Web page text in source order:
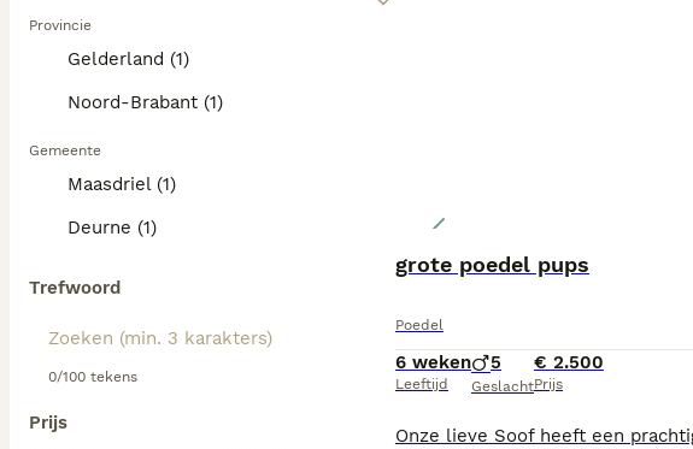
Provincie
Gelderland (1)
Noord-Brabant (1)
Gemeente
Maasdriel (1)
Deurne (1)
Trefwoord
0/100 tekens
Prijs
grote poedel pups
Poedel
6 weken
Leeftijd
5
Geslacht
€ 2.500
Prijs